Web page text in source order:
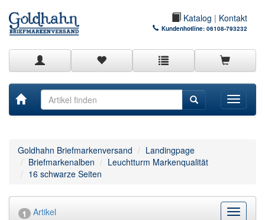
Katalog | Kontakt
Kundenhotline: 06108-793232
Toggle
Goldhahn Briefmarkenversand
Landingpage
Briefmarkenalben
Leuchtturm Markenqualität
16 schwarze Seiten
1 Artikel